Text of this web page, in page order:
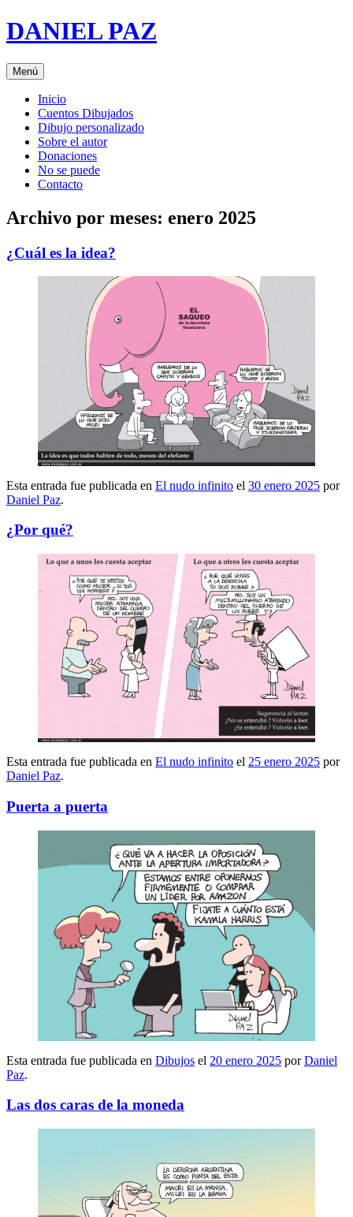
Saltar
al
DANIEL PAZ
Menú
Inicio
Cuentos Dibujados
Dibujo personalizado
Sobre el autor
Donaciones
No se puede
Contacto
Archivo por meses: enero 2025
¿Cuál es la idea?
Esta entrada fue publicada en El nudo infinito el 30 enero 2025 por
Daniel Paz.
¿Por qué?
Esta entrada fue publicada en El nudo infinito el 25 enero 2025 por
Daniel Paz.
Puerta a puerta
Esta entrada fue publicada en Dibujos el 20 enero 2025 porDaniel
Paz.
Las dos caras de la moneda